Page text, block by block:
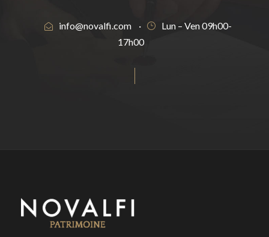
info@novalfi.com ·
Lun – Ven 09h00-
17h00